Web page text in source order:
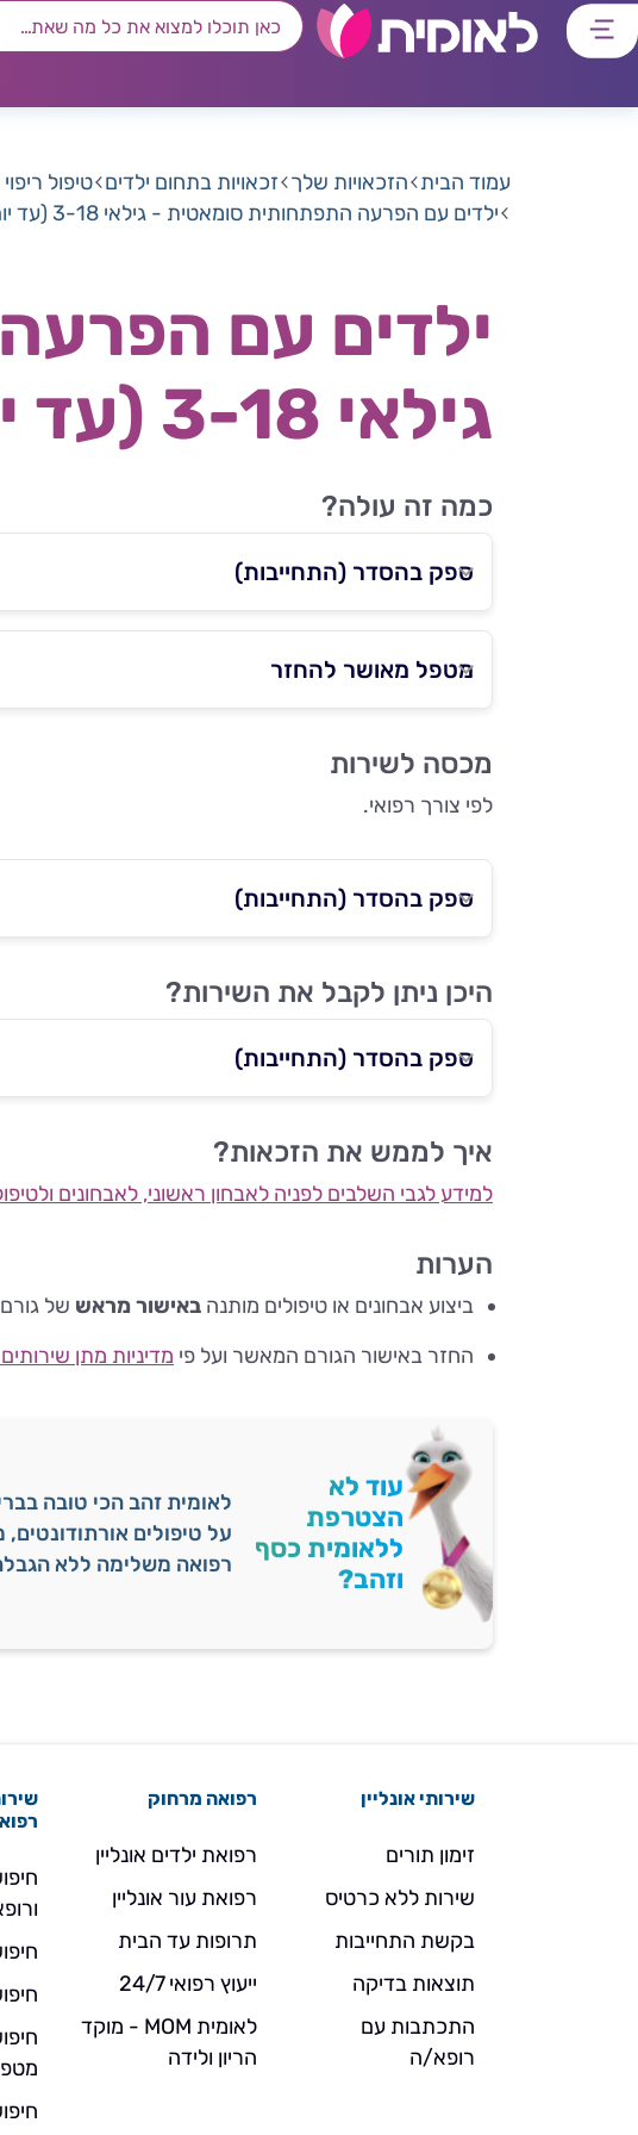
דלג
דלג
דלג
דלג
עמוד הבית הזכאויות שלך זכאויות בתחום ילדים טיפול
ילדים עם הפרעה התפתחותית סומאטית - גילאי 3-18 (עד יום הולדת 18)
ילדים עם
גילאי 3-18 (עד יום הולדת 18)
כמה זה עולה?
ספק בהסדר (התחייבות)
מטפל מאושר להחזר
מכסה לשירות
לפי צורך רפואי.
ספק בהסדר (התחייבות)
היכן ניתן לקבל את השירות?
ספק בהסדר (התחייבות)
איך לממש את הזכאות?
למידע לגבי השלבים לפניה לאבחון ראשוני, לאבחונים
הערות
ביצוע אבחונים או טיפולים מותנה באישור מראש של גורם
החזר באישור הגורם המאשר ועל פי מדיניות מתן
עוד לא
הצטרפת
ללאומית כסף
וזהב?
על טיפולים
רפואה משלימה ללא
שירותי אונליין
זימון תורים
שירות ללא כרטיס
בקשת התחייבות
תוצאות בדיקה
התכתבות עם
רופא/ה
רפואה מרחוק
רפואת ילדים אונליין
רפואת עור אונליין
תרופות עד הבית
ייעוץ רפואי 24/7
לאומית MOM - מוקד
הריון ולידה